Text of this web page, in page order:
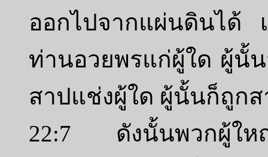
ออกไปจากแผ่นดินได้
ท่านอวยพรแก่ผู้ใด ผู้นั้
สาปแช่งผู้ใด ผู้นั้นก็ถูกส
22:7 ดังนั้นพวกผู้ใหญ่